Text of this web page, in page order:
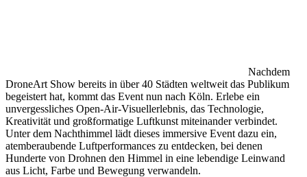
Nachdem
DroneArt Show bereits in über 40 Städten weltweit das Publikum
begeistert hat, kommt das Event nun nach Köln. Erlebe ein
unvergessliches Open-Air-Visuellerlebnis, das Technologie,
Kreativität und großformatige Luftkunst miteinander verbindet.
Unter dem Nachthimmel lädt dieses immersive Event dazu ein,
atemberaubende Luftperformances zu entdecken, bei denen
Hunderte von Drohnen den Himmel in eine lebendige Leinwand
aus Licht, Farbe und Bewegung verwandeln.